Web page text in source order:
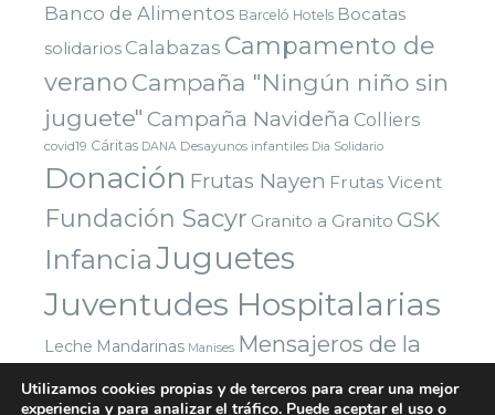
Banco de Alimentos Barceló Hotels Bocatas
solidarios Calabazas Campamento de
verano Campaña "Ningún niño sin
juguete" Campaña Navideña Colliers
covid19 Cáritas DANA Desayunos infantiles Dia Solidario
Donación Frutas Nayen Frutas Vicent
Fundación Sacyr Granito a Granito GSK
InfanciaJuguetes
Juventudes Hospitalarias
Leche Mandarinas Manises Mensajeros de la
Paz Montealto Navidad Nazaret Paradigma Digital
Utilizamos cookies propias y de terceros para crear una mejor
experiencia y para analizar el tráfico. Puede aceptar el uso o